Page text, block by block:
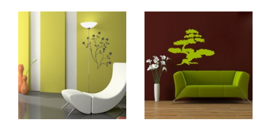
Klikni za detalje Klikni za detalje